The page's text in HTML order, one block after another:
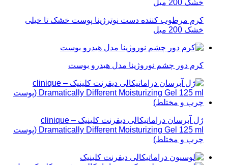
کرم مرطوب کننده دست نوترژینا پوست خشک تا خیلی
خشک 200 میل
کرم دور چشم نوروژینا مدل هیدرو بوست
ژل آبرسان دراماتیکالی دیفرنت کلینیک – clinique
Dramatically Different Moisturizing Gel 125 ml (پوست
چرب و مختلط)